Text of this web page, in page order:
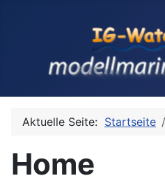
Aktuelle Seite: Startseite
Home